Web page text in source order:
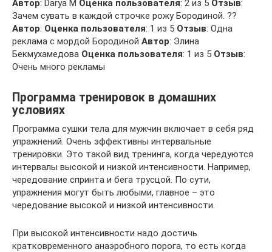
Автор: Darya M Оценка пользователя: 2 из 5 Отзыв:
Зачем сувать в каждой строчке рожу Бородиной. ??
Автор: Оценка пользователя: 1 из 5 Отзыв: Одна
реклама с мордой Бородиной Автор: Элина
Бекмухамедова Оценка пользователя: 1 из 5 Отзыв:
Очень много рекламы
Программа тренировок в домашних
условиях
Программа сушки тела для мужчин включает в себя ряд
упражнений. Очень эффективны интервальные
тренировки. Это такой вид тренинга, когда чередуются
интервалы высокой и низкой интенсивности. Например,
чередование спринта и бега трусцой. По сути,
упражнения могут быть любыми, главное – это
чередование высокой и низкой интенсивности.
При высокой интенсивности надо достичь
кратковременного анаэробного порога, то есть когда